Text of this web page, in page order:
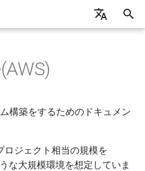
Concept
Coverage
Concept
DataSource
Scan
Concept
GCP
DataSource
Concept
DataSource
Concept
DataSource
Concept
DataSource
Concept
DataSource
Concept
Concept
Setting
GitHub App Install
CodeReviewAutomation
Concept
DataSource
Concept
DataSource
Concept
DataSource
Concept
ServicePrincipal
DataSource
構築をするためのドキュメン
ロジェクト相当の規模を
な大規模環境を想定していま